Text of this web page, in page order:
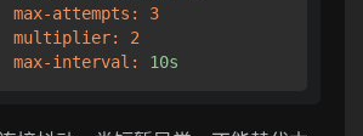
max-attempts:
3
multiplier:
2
max-interval:
10s